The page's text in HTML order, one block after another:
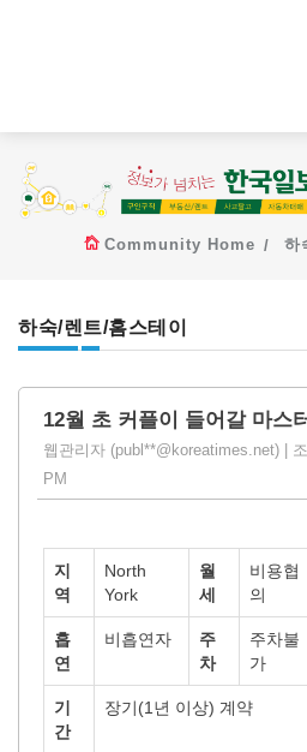
Community Home 하
하숙/렌트/홈스테이
12월 초 커플이 들어갈 마스
웹관리자 (publ**@koreatimes.net) |
PM
지
역
North
York
월
세
비용협
의
흡
연
비흡연자
주
차
주차불
가
기
간
장기(1년 이상) 계약